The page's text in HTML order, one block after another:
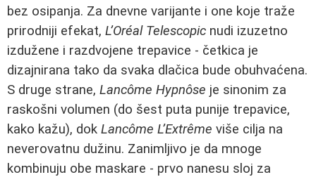
bez osipanja. Za dnevne varijante i one koje traže
prirodniji efekat, L’Oréal Telescopic nudi izuzetno
izdužene i razdvojene trepavice - četkica je
dizajnirana tako da svaka dlačica bude obuhvaćena.
S druge strane, Lancôme Hypnôse je sinonim za
raskošni volumen (do šest puta punije trepavice,
kako kažu), dok Lancôme L’Extrême više cilja na
neverovatnu dužinu. Zanimljivo je da mnoge
kombinuju obe maskare - prvo nanesu sloj za